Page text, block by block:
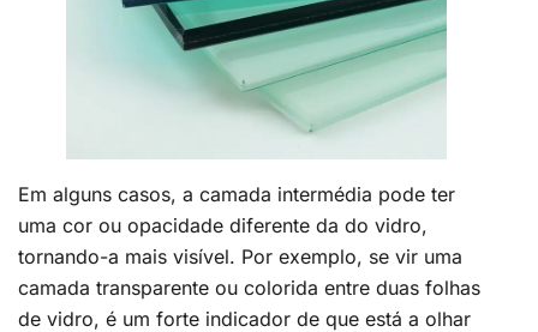
Em alguns casos, a camada intermédia pode ter
uma cor ou opacidade diferente da do vidro,
tornando-a mais visível. Por exemplo, se vir uma
camada transparente ou colorida entre duas folhas
de vidro, é um forte indicador de que está a olhar